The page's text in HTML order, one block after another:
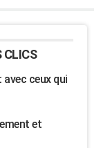
CLICS
ceux qui
et